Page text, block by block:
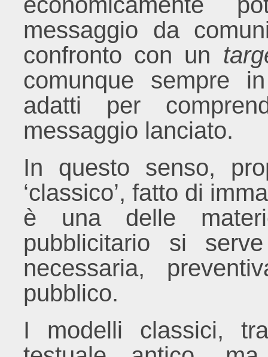
messaggio da
confronto con un
comunque sempre
adatti per
messaggio lanciato.
In questo senso,
‘classico’, fatto di
è una delle
pubblicitario si
necessaria,
pubblico.
I modelli classici,